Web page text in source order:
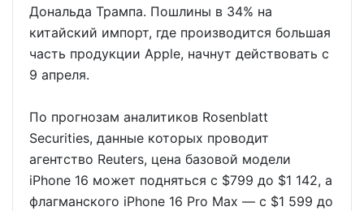
Дональда Трампа. Пошлины в 34% на
китайский импорт, где производится большая
часть продукции Apple, начнут действовать с
9 апреля.
По прогнозам аналитиков Rosenblatt
Securities, данные которых проводит
агентство Reuters, цена базовой модели
iPhone 16 может подняться с $799 до $1 142, а
флагманского iPhone 16 Pro Max — с $1 599 до